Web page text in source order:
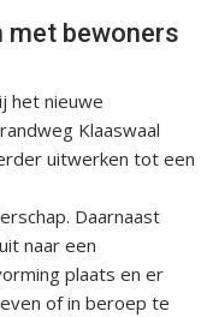
met bewoners
het nieuwe
Klaaswaal
uitwerken tot een
Daarnaast
naar een
plaats en er
of in beroep te